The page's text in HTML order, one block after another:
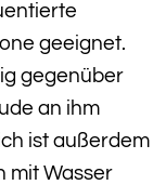
geeignet.
gegenüber
an ihm
ist außerdem
mit Wasser